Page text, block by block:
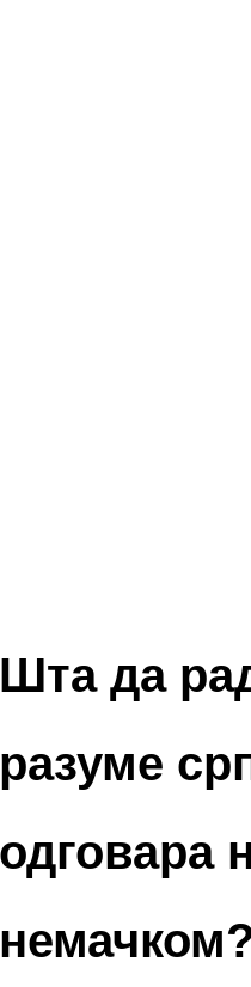
Шта да
разуме
одговара
немачком?